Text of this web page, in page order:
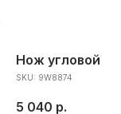
Нож угловой
SKU: 9W8874
5 040 р.